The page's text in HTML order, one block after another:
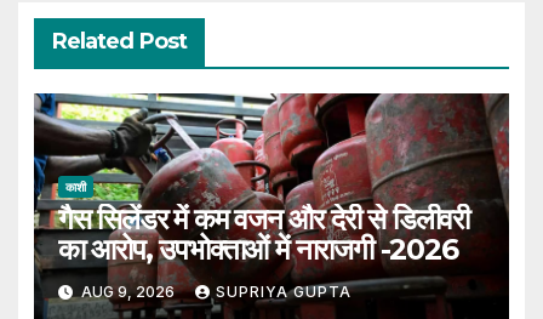
Related Post
काशी
गैस सिलेंडर में कम वजन और देरी से डिलीवरी
का आरोप, उपभोक्ताओं में नाराजगी -2026
AUG 9, 2026 SUPRIYA GUPTA